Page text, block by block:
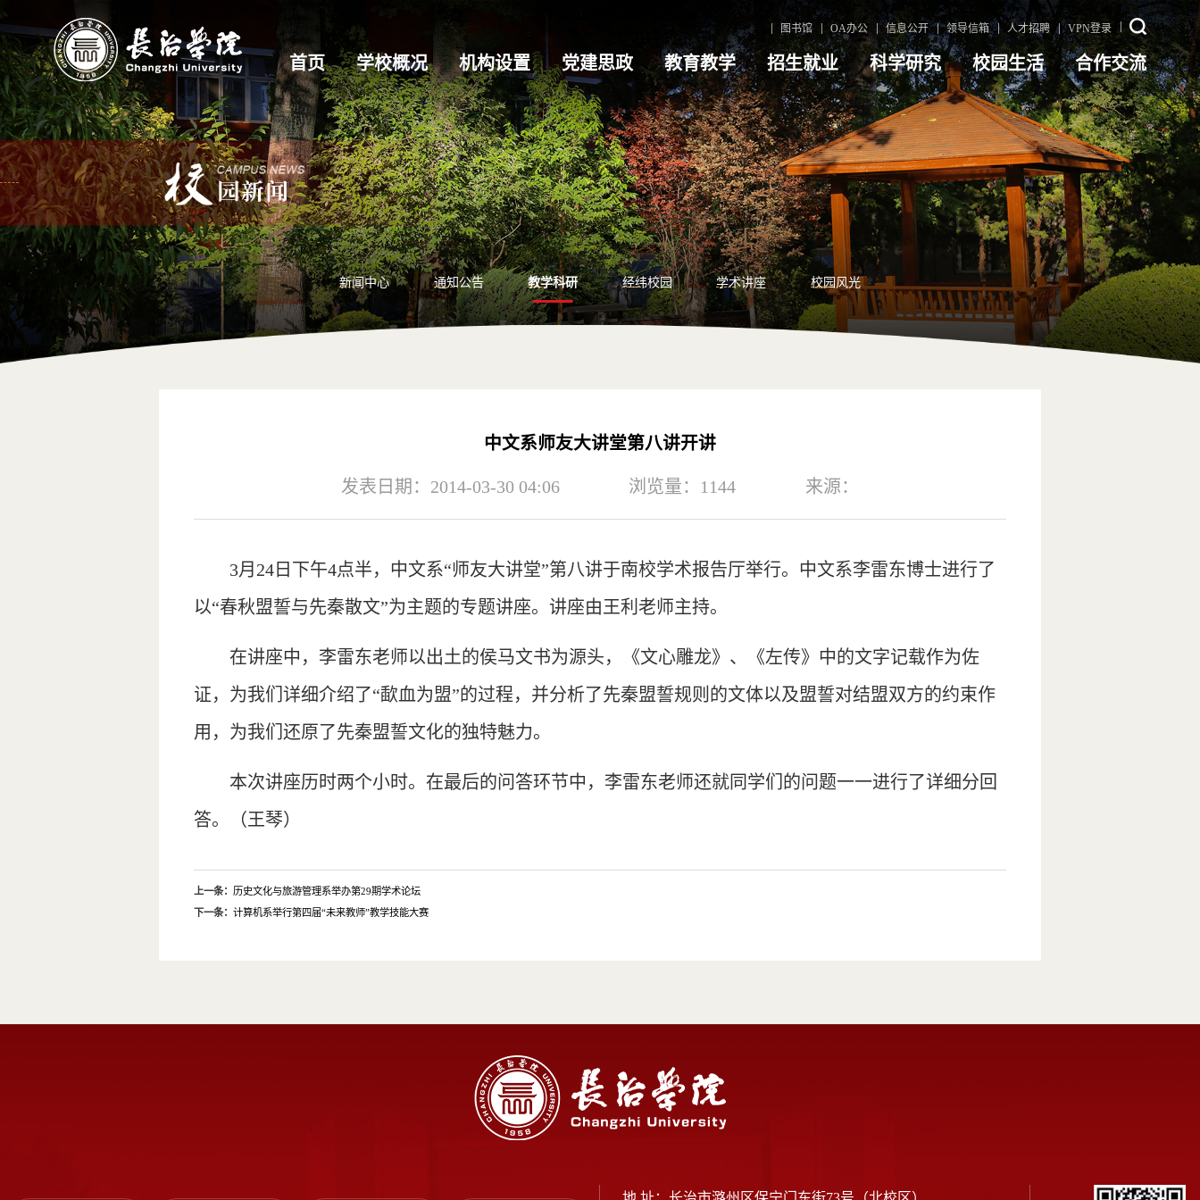
图书馆 OA办公 信息公开 领导信箱 人才招聘 VPN登录
首页 学校概况 机构设置 党建思政 教育教学 招生就业 科学研究 校园生活 合作交流
新闻中心 通知公告 教学科研 经纬校园 学术讲座 校园风光
中文系师友大讲堂第八讲开讲
发表日期：2014-03-30 04:06 浏览量： 1144 来源：
3月24日下午4点半，中文系“师友大讲堂”第八讲于南校学术报告厅举行。中文系李雷东博士进行了
以“春秋盟誓与先秦散文”为主题的专题讲座。讲座由王利老师主持。
在讲座中，李雷东老师以出土的侯马文书为源头，《文心雕龙》、《左传》中的文字记载作为佐
证，为我们详细介绍了“歃血为盟”的过程，并分析了先秦盟誓规则的文体以及盟誓对结盟双方的约束作
用，为我们还原了先秦盟誓文化的独特魅力。
本次讲座历时两个小时。在最后的问答环节中，李雷东老师还就同学们的问题一一进行了详细分回
答。（王琴）
上一条：历史文化与旅游管理系举办第29期学术论坛
下一条：计算机系举行第四届“未来教师”教学技能大赛